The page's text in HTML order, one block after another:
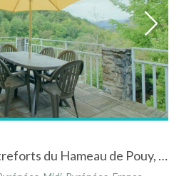
Gîtes situés sur les contreforts du Hameau de Pouy, Vallée de Nestes-Louron, Hautes-Pyrénées